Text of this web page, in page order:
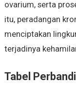
ovarium, serta
itu, peradangan
menciptakan
terjadinya
Tabel